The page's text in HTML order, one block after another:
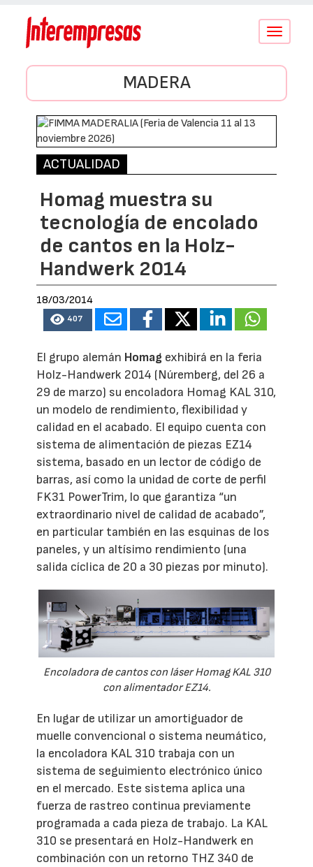
Conmutar
MADERA
ACTUALIDAD
Homag muestra su
tecnología de encolado
de cantos en la Holz-
Handwerk 2014
18/03/2014
407
El grupo alemán Homag exhibirá en la feria
Holz-Handwerk 2014 (Núremberg, del 26 a
29 de marzo) su encoladora Homag KAL 310,
un modelo de rendimiento, flexibilidad y
calidad en el acabado. El equipo cuenta con
sistema de alimentación de piezas EZ14
sistema, basado en un lector de código de
barras, así como la unidad de corte de perfil
FK31 PowerTrim, lo que garantiza “un
extraordinario nivel de calidad de acabado”,
en particular también en las esquinas de los
paneles, y un altísimo rendimiento (una
salida cíclica de 20 a 30 piezas por minuto).
Encoladora de cantos con láser Homag KAL 310
con alimentador EZ14.
En lugar de utilizar un amortiguador de
muelle convencional o sistema neumático,
la encoladora KAL 310 trabaja con un
sistema de seguimiento electrónico único
en el mercado. Este sistema aplica una
fuerza de rastreo continua previamente
programada a cada pieza de trabajo. La KAL
310 se presentará en Holz-Handwerk en
combinación con un retorno THZ 340 de